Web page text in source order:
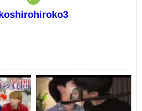
koshirohiroko3